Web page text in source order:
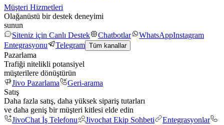
Müşteri Hizmetleri
Olağanüstü bir destek deneyimi
sunun
Siteniz için Canlı Destek
Chatbotlar WhatsAppInstagram
Entegrasyonu
Telegram Tüm kanallar
Pazarlama
Trafiği nitelikli potansiyel
müşterilere dönüştürün
Jivo Pazarlama
Geri-arama
Satış
Daha fazla satış, daha yüksek sipariş tutarları
ve daha geniş bir müşteri kitlesi elde edin
JivoChat İş Telefonu
Jivochat Ekip Sohbeti
Entegrasyonlar